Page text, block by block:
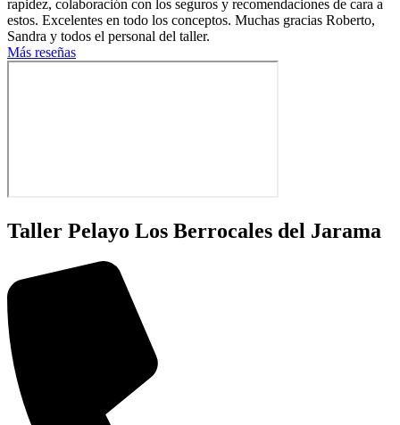
rapidez, colaboración con los seguros y recomendaciones de cara a
estos. Excelentes en todo los conceptos. Muchas gracias Roberto,
Sandra y todos el personal del taller.
Más reseñas
Taller Pelayo Los Berrocales del Jarama